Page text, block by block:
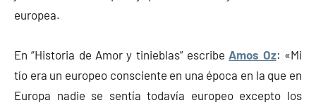
europea.
En “Historia de Amor y tinieblas” escribe Amos Oz: «Mi
tío era un europeo consciente en una época en la que en
Europa nadie se sentía todavía europeo excepto los